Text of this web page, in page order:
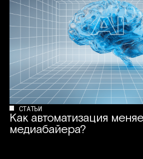
СТАТЬИ
Как автоматизация
медиабайера?